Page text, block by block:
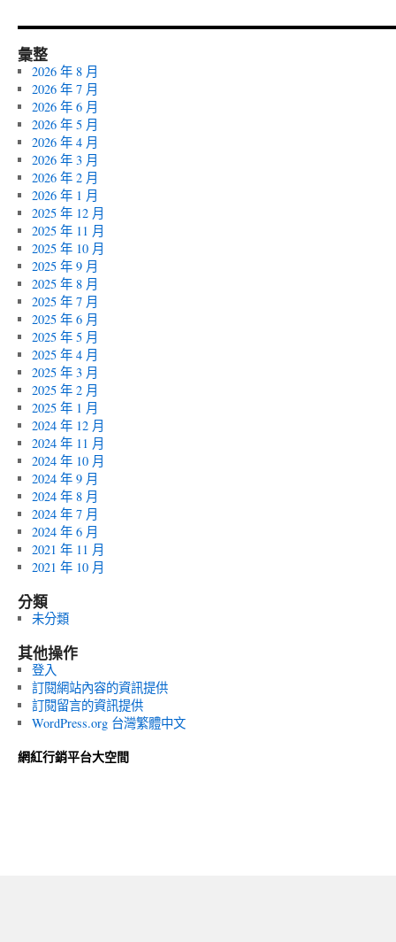
彙整
2026 年 8 月
2026 年 7 月
2026 年 6 月
2026 年 5 月
2026 年 4 月
2026 年 3 月
2026 年 2 月
2026 年 1 月
2025 年 12 月
2025 年 11 月
2025 年 10 月
2025 年 9 月
2025 年 8 月
2025 年 7 月
2025 年 6 月
2025 年 5 月
2025 年 4 月
2025 年 3 月
2025 年 2 月
2025 年 1 月
2024 年 12 月
2024 年 11 月
2024 年 10 月
2024 年 9 月
2024 年 8 月
2024 年 7 月
2024 年 6 月
2021 年 11 月
2021 年 10 月
分類
未分類
其他操作
登入
訂閱網站內容的資訊提供
訂閱留言的資訊提供
WordPress.org 台灣繁體中文
網紅行銷平台大空間